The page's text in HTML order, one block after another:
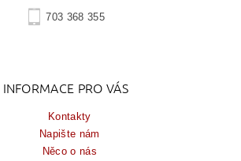
703 368 355
INFORMACE PRO VÁS
Kontakty
Napište nám
Něco o nás